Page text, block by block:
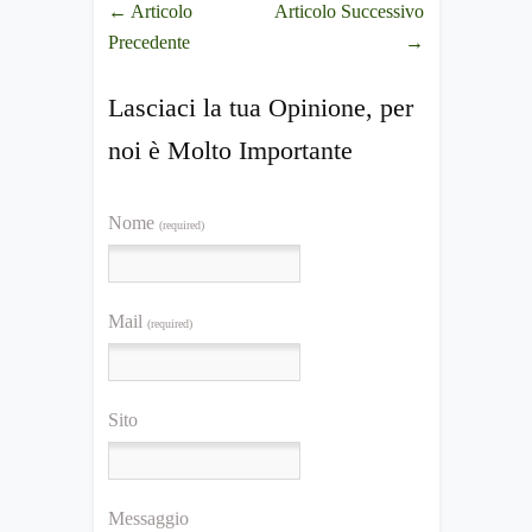
← Articolo
Precedente
Articolo Successivo
→
Lasciaci la tua Opinione, per
noi è Molto Importante
Nome (required)
Mail (required)
Sito
Messaggio